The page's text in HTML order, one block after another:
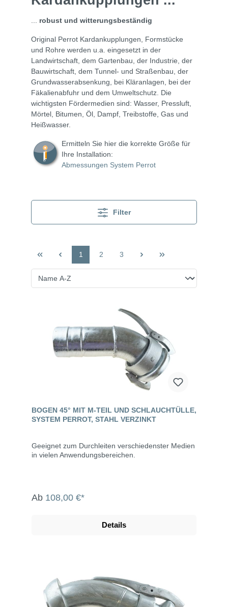
robust und witterungsbeständig
Original Perrot Kardankupplungen, Formstücke
und Rohre werden u.a. eingesetzt in der
Landwirtschaft, dem Gartenbau, der Industrie, der
Bauwirtschaft, dem Tunnel- und Straßenbau, der
Grundwasserabsenkung, bei Kläranlagen, bei der
Fäkalienabfuhr und dem Umweltschutz. Die
wichtigsten Fördermedien sind: Wasser, Pressluft,
Mörtel, Bitumen, Öl, Dampf, Treibstoffe, Gas und
Heißwasser.
Ermitteln Sie hier die korrekte Größe für
Ihre Installation:
Abmessungen System Perrot
Filter
1 2 3
BOGEN 45° MIT M-TEIL UND SCHLAUCHTÜLLE,
SYSTEM PERROT, STAHL VERZINKT
Geeignet zum Durchleiten verschiedenster Medien
in vielen Anwendungsbereichen.
Ab 108,00 €*
Details